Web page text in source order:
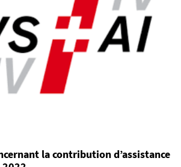
la contribution d’assistance